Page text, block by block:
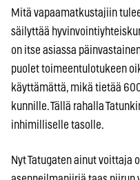
Mitä vapaamatkustajiin
säilyttää
on itse asiassa
puolet toimeentulotukeen
käyttämättä, mikä tietää
kunnille. Tällä rahalla
inhimilliselle tasolle.
Nyt Tatugaten ainut voittaja